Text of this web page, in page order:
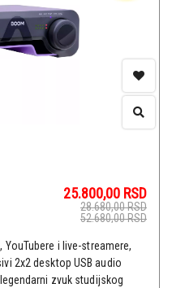
25.800,00 RSD
28.680,00RSD
52.680,00RSD
i live-streamere,
2x2 desktop USB audio
zvuk studijskog